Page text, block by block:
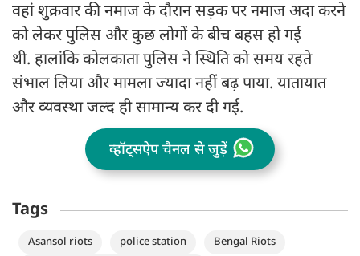
वहां शुक्रवार की नमाज के दौरान सड़क पर नमाज अदा करने
को लेकर पुलिस और कुछ लोगों के बीच बहस हो गई
थी. हालांकि कोलकाता पुलिस ने स्थिति को समय रहते
संभाल लिया और मामला ज्यादा नहीं बढ़ पाया. यातायात
और व्यवस्था जल्द ही सामान्य कर दी गई.
व्हॉट्सऐप चैनल से जुड़ें
Tags
Asansol riots police station
Bengal Riots